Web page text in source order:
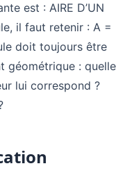
est : AIRE D’UN
il faut retenir : A =
doit toujours être
géométrique : quelle
lui correspond ?